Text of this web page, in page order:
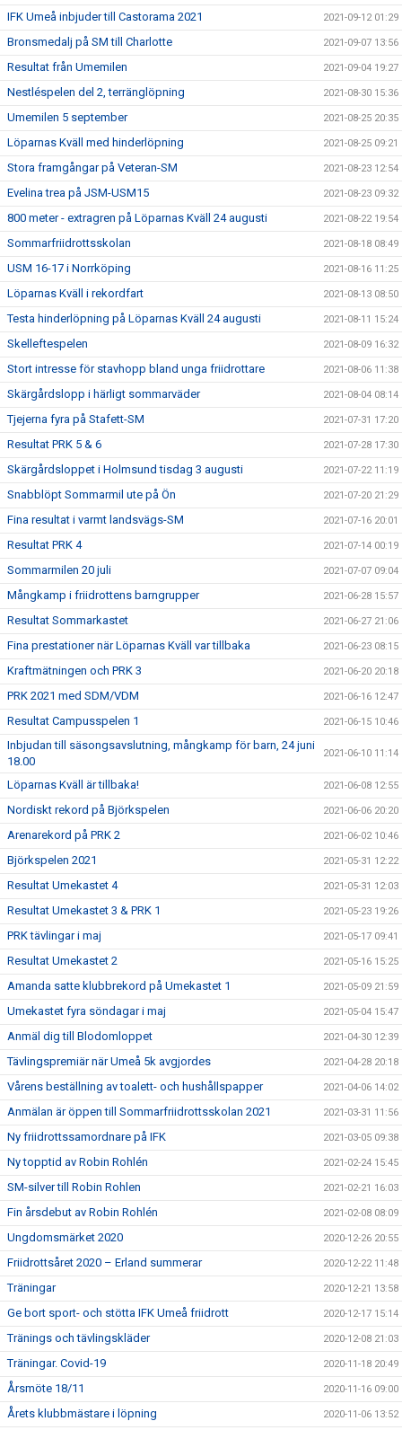
IFK Umeå inbjuder till Castorama 2021 2021-09-12 01:29
Bronsmedalj på SM till Charlotte 2021-09-07 13:56
Resultat från Umemilen 2021-09-04 19:27
Nestléspelen del 2, terränglöpning 2021-08-30 15:36
Umemilen 5 september 2021-08-25 20:35
Löparnas Kväll med hinderlöpning 2021-08-25 09:21
Stora framgångar på Veteran-SM 2021-08-23 12:54
Evelina trea på JSM-USM15 2021-08-23 09:32
800 meter - extragren på Löparnas Kväll 24 augusti 2021-08-22 19:54
Sommarfriidrottsskolan 2021-08-18 08:49
USM 16-17 i Norrköping 2021-08-16 11:25
Löparnas Kväll i rekordfart 2021-08-13 08:50
Testa hinderlöpning på Löparnas Kväll 24 augusti 2021-08-11 15:24
Skelleftespelen 2021-08-09 16:32
Stort intresse för stavhopp bland unga friidrottare 2021-08-06 11:38
Skärgårdslopp i härligt sommarväder 2021-08-04 08:14
Tjejerna fyra på Stafett-SM 2021-07-31 17:20
Resultat PRK 5 & 6 2021-07-28 17:30
Skärgårdsloppet i Holmsund tisdag 3 augusti 2021-07-22 11:19
Snabblöpt Sommarmil ute på Ön 2021-07-20 21:29
Fina resultat i varmt landsvägs-SM 2021-07-16 20:01
Resultat PRK 4 2021-07-14 00:19
Sommarmilen 20 juli 2021-07-07 09:04
Mångkamp i friidrottens barngrupper 2021-06-28 15:57
Resultat Sommarkastet 2021-06-27 21:06
Fina prestationer när Löparnas Kväll var tillbaka 2021-06-23 08:15
Kraftmätningen och PRK 3 2021-06-20 20:18
PRK 2021 med SDM/VDM 2021-06-16 12:47
Resultat Campusspelen 1 2021-06-15 10:46
Inbjudan till säsongsavslutning, mångkamp för barn, 24 juni
18.00
2021-06-10 11:14
Löparnas Kväll är tillbaka! 2021-06-08 12:55
Nordiskt rekord på Björkspelen 2021-06-06 20:20
Arenarekord på PRK 2 2021-06-02 10:46
Björkspelen 2021 2021-05-31 12:22
Resultat Umekastet 4 2021-05-31 12:03
Resultat Umekastet 3 & PRK 1 2021-05-23 19:26
PRK tävlingar i maj 2021-05-17 09:41
Resultat Umekastet 2 2021-05-16 15:25
Amanda satte klubbrekord på Umekastet 1 2021-05-09 21:59
Umekastet fyra söndagar i maj 2021-05-04 15:47
Anmäl dig till Blodomloppet 2021-04-30 12:39
Tävlingspremiär när Umeå 5k avgjordes 2021-04-28 20:18
Vårens beställning av toalett- och hushållspapper 2021-04-06 14:02
Anmälan är öppen till Sommarfriidrottsskolan 2021 2021-03-31 11:56
Ny friidrottssamordnare på IFK 2021-03-05 09:38
Ny topptid av Robin Rohlén 2021-02-24 15:45
SM-silver till Robin Rohlen 2021-02-21 16:03
Fin årsdebut av Robin Rohlén 2021-02-08 08:09
Ungdomsmärket 2020 2020-12-26 20:55
Friidrottsåret 2020 – Erland summerar 2020-12-22 11:48
Träningar 2020-12-21 13:58
Ge bort sport- och stötta IFK Umeå friidrott 2020-12-17 15:14
Tränings och tävlingskläder 2020-12-08 21:03
Träningar. Covid-19 2020-11-18 20:49
Årsmöte 18/11 2020-11-16 09:00
Årets klubbmästare i löpning 2020-11-06 13:52